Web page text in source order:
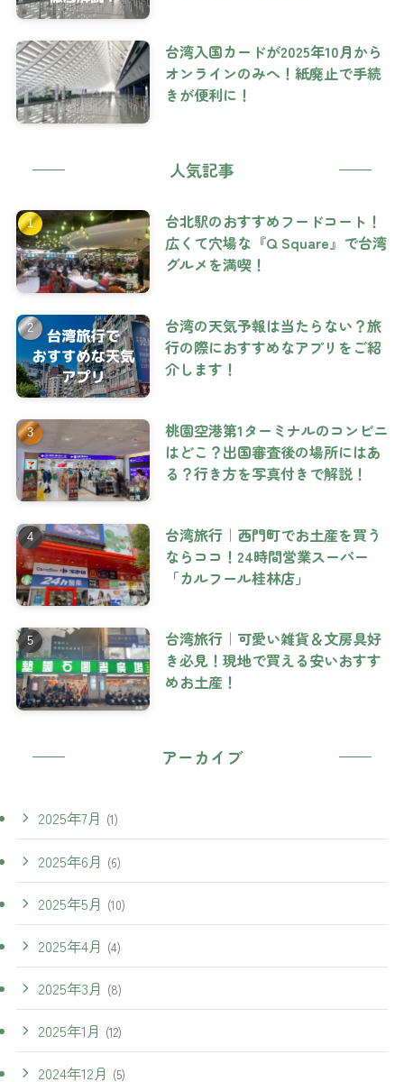
台湾入国カードが2025年10月から
オンラインのみへ！紙廃止で手続
きが便利に！
人気記事
台北駅のおすすめフードコート！
広くて穴場な『Q Square』で台湾
グルメを満喫！
台湾の天気予報は当たらない？旅
行の際におすすめなアプリをご紹
介します！
桃園空港第1ターミナルのコンビニ
はどこ？出国審査後の場所にはあ
る？行き方を写真付きで解説！
台湾旅行｜西門町でお土産を買う
ならココ！24時間営業スーパー
「カルフール桂林店」
台湾旅行｜可愛い雑貨＆文房具好
き必見！現地で買える安いおすす
めお土産！
アーカイブ
2025年7月 (1)
2025年6月 (6)
2025年5月 (10)
2025年4月 (4)
2025年3月 (8)
2025年1月 (12)
2024年12月 (5)